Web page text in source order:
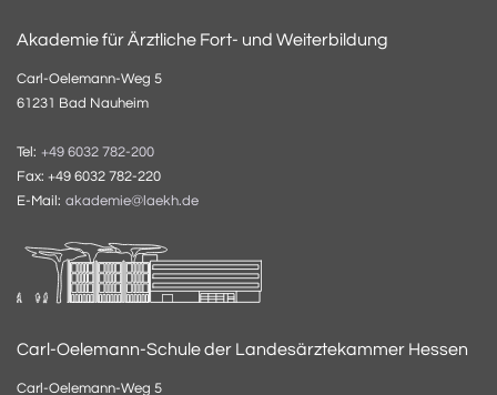
Akademie für Ärztliche Fort- und Weiterbildung
Carl-Oelemann-Weg 5
61231 Bad Nauheim
Tel: +49 6032 782-200
Fax: +49 6032 782-220
E-Mail: akademie@laekh.de
Carl-Oelemann-Schule der Landesärztekammer Hessen
Carl-Oelemann-Weg 5